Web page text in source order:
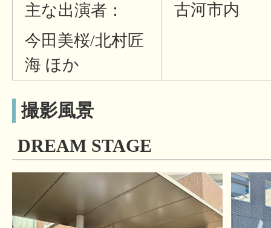
古河市内
主な出演者：
今田美桜/北村匠
海 ほか
撮影風景
DREAM STAGE